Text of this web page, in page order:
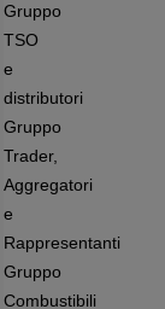
Gruppo
TSO
e
distributori
Gruppo
Trader,
Aggregatori
e
Rappresentanti
Gruppo
Combustibili